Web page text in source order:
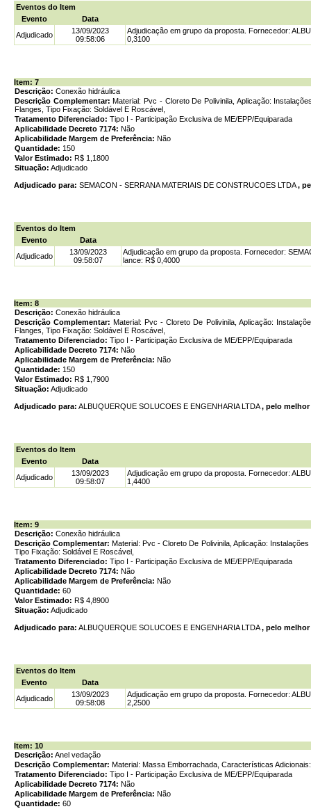
Eventos do Item
Evento
Data
Adjudicado
13/09/2023
09:58:06
Adjudicação em grupo da proposta. Fornecedor:
0,3100
Item: 7
Descrição: Conexão hidráulica
Descrição Complementar: Material: Pvc - Cloreto De Polivinila, Aplicação:
Flanges, Tipo Fixação: Soldável E Roscável,
Tratamento Diferenciado: Tipo I - Participação Exclusiva de ME/EPP/Equiparada
Aplicabilidade Decreto 7174: Não
Aplicabilidade Margem de Preferência: Não
Quantidade: 150
Valor Estimado: R$ 1,1800
Situação: Adjudicado
Adjudicado para: SEMACON - SERRANA MATERIAIS DE CONSTRUCOES LTDA,
Eventos do Item
Evento
Data
Adjudicado
13/09/2023
09:58:07
Adjudicação em grupo da proposta. Fornecedor:
lance: R$ 0,4000
Item: 8
Descrição: Conexão hidráulica
Descrição Complementar: Material: Pvc - Cloreto De Polivinila, Aplicação:
Flanges, Tipo Fixação: Soldável E Roscável,
Tratamento Diferenciado: Tipo I - Participação Exclusiva de ME/EPP/Equiparada
Aplicabilidade Decreto 7174: Não
Aplicabilidade Margem de Preferência: Não
Quantidade: 150
Valor Estimado: R$ 1,7900
Situação: Adjudicado
Adjudicado para: ALBUQUERQUE SOLUCOES E ENGENHARIA LTDA, pelo melhor
Eventos do Item
Evento
Data
Adjudicado
13/09/2023
09:58:07
Adjudicação em grupo da proposta. Fornecedor:
1,4400
Item: 9
Descrição: Conexão hidráulica
Descrição Complementar: Material: Pvc - Cloreto De Polivinila, Aplicação:
Tipo Fixação: Soldável E Roscável,
Tratamento Diferenciado: Tipo I - Participação Exclusiva de ME/EPP/Equiparada
Aplicabilidade Decreto 7174: Não
Aplicabilidade Margem de Preferência: Não
Quantidade: 60
Valor Estimado: R$ 4,8900
Situação: Adjudicado
Adjudicado para: ALBUQUERQUE SOLUCOES E ENGENHARIA LTDA, pelo melhor
Eventos do Item
Evento
Data
Adjudicado
13/09/2023
09:58:08
Adjudicação em grupo da proposta. Fornecedor:
2,2500
Item: 10
Descrição: Anel vedação
Descrição Complementar: Material: Massa Emborrachada, Características
Tratamento Diferenciado: Tipo I - Participação Exclusiva de ME/EPP/Equiparada
Aplicabilidade Decreto 7174: Não
Aplicabilidade Margem de Preferência: Não
Quantidade: 60